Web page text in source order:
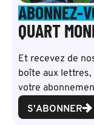
ABONNEZ-
QUART
Et recevez de
boîte aux
votre
S'ABONNER